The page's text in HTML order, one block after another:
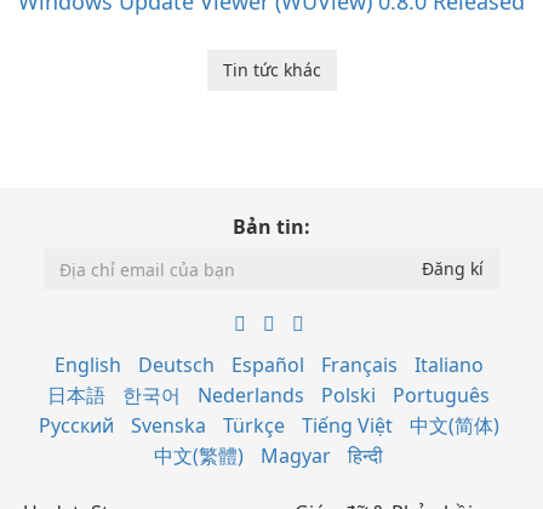
Tin tức khác
Bản tin:
English Deutsch Español Français
Italiano
日本語
한국어 Nederlands Polski
Português
Русский
Svenska Türkçe Tiếng Việt
中文(简体)
中文(繁體)
Magyar हिन्दी